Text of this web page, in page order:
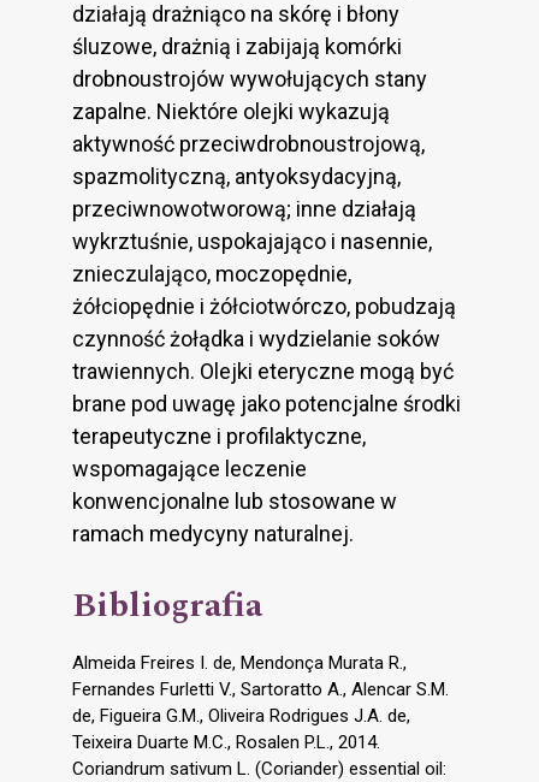
działają drażniąco na skórę i błony
śluzowe, drażnią i zabijają komórki
drobnoustrojów wywołujących stany
zapalne. Niektóre olejki wykazują
aktywność przeciwdrobnoustrojową,
spazmolityczną, antyoksydacyjną,
przeciwnowotworową; inne działają
wykrztuśnie, uspokajająco i nasennie,
znieczulająco, moczopędnie,
żółciopędnie i żółciotwórczo, pobudzają
czynność żołądka i wydzielanie soków
trawiennych. Olejki eteryczne mogą być
brane pod uwagę jako potencjalne środki
terapeutyczne i profilaktyczne,
wspomagające leczenie
konwencjonalne lub stosowane w
ramach medycyny naturalnej.
Bibliografia
Almeida Freires I. de, Mendonça Murata R.,
Fernandes Furletti V., Sartoratto A., Alencar S.M.
de, Figueira G.M., Oliveira Rodrigues J.A. de,
Teixeira Duarte M.C., Rosalen P.L., 2014.
Coriandrum sativum L. (Coriander) essential oil: